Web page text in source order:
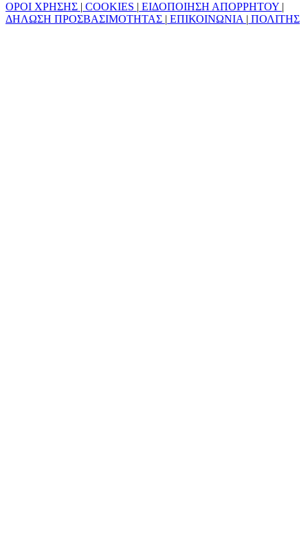
ΟΡΟΙ ΧΡΗΣΗΣ | COOKIES | ΕΙΔΟΠΟΙΗΣΗ ΑΠΟΡΡΗΤΟΥ |
ΔΗΛΩΣΗ ΠΡΟΣΒΑΣΙΜΟΤΗΤΑΣ | ΕΠΙΚΟΙΝΩΝΙΑ | ΠΟΛΙΤΗΣ